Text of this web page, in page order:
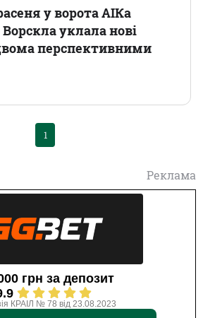
Букмекери
у ворота АІКа
уклала нові
перспективними
1
Реклама
грн за депозит
КРАІЛ № 78 від 23.08.2023